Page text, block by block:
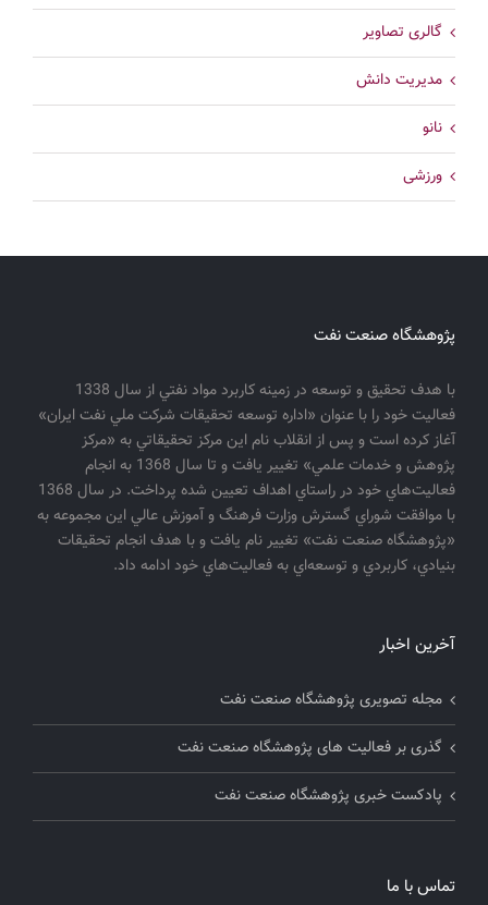
گالری تصاویر
مدیریت دانش
نانو
ورزشی
پژوهشگاه صنعت نفت
با هدف تحقيق و توسعه در زمينه كاربرد مواد نفتي از سال 1338
فعاليت خود را با عنوان «اداره توسعه تحقيقات شركت ملي نفت ايران»
آغاز كرده است و پس از انقلاب نام اين مركز تحقيقاتي به «مركز
پژوهش و خدمات علمي» تغيير يافت و تا سال 1368 به انجام
فعاليت‌هاي خود در راستاي اهداف تعيين شده پرداخت. در سال 1368
با موافقت شوراي گسترش وزارت فرهنگ و آموزش عالي اين مجموعه به
«پژوهشگاه صنعت نفت» تغيير نام يافت و با هدف انجام تحقيقات
بنيادي، كاربردي و توسعه‌اي به فعاليت‌هاي خود ادامه داد.
آخرین اخبار
مجله تصویری پژوهشگاه صنعت نفت
گذری بر فعالیت های پژوهشگاه صنعت نفت
پادکست خبری پژوهشگاه صنعت نفت
تماس با ما